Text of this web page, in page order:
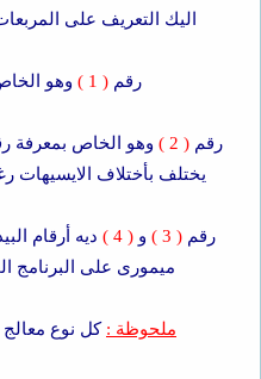
اليك التعريف على
رقم ( 1 ) وهو
رقم( 2 )
وهو الخاص بمعرفة
يختلف بأختلاف الايسيهات
رقم( 3 ) و( 4 )
ديه أرقام
ميمورى على البرنامج
ملحوظة : كل نوع